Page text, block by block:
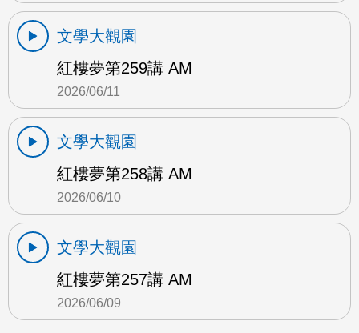
文學大觀園
紅樓夢第259講 AM
2026/06/11
文學大觀園
紅樓夢第258講 AM
2026/06/10
文學大觀園
紅樓夢第257講 AM
2026/06/09